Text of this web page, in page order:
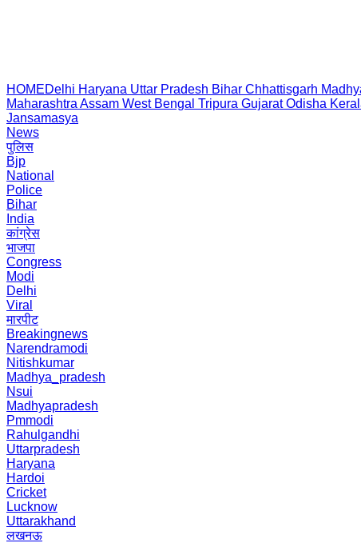
HOMEDelhi Haryana Uttar Pradesh Bihar Chhattisgarh
Maharashtra Assam West Bengal Tripura Gujarat Odisha
Jansamasya
News
पुलिस
Bjp
National
Police
Bihar
India
कांग्रेस
भाजपा
Congress
Modi
Delhi
Viral
मारपीट
Breakingnews
Narendramodi
Nitishkumar
Madhya_pradesh
Nsui
Madhyapradesh
Pmmodi
Rahulgandhi
Uttarpradesh
Haryana
Hardoi
Cricket
Lucknow
Uttarakhand
लखनऊ